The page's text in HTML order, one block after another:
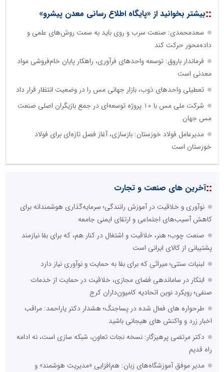
::بیشتر بخوانید از «پایگاه اطلاع رسانی معدن پیشرو»
سعدمحمدی: صنعت سرب و روی باید به سمت روش‌های علمی و
داده‌محور حرکت کند
فرماندار باروق: توسعه واحدهای فرآوری، راهکار پایان خام‌فروشی مواد
معدنی است
تعطیلی واحدهای ذوب، بازار جهانی مس را در وضعیت انتظار قرار داد
شرکت ملی مس با ۱۰ پروژه توسعه‌ای در جمع بازیگران اصلی صنعت
مس جهان
مدیرعامل فولاد خوزستان: بازسازی، آغاز فصل تازه‌ای برای فولاد
خوزستان است
::آخرین های صنعت و تجارت
نوآوری و خلاقیت در آموزش رانندگی؛ سرمایه‌گذاری هوشمندانه برای
کاهش آسیب‌های اجتماعی و ارتقای ایمنی جامعه
صنعت چوب؛ هنر، خلاقیت و اشتغال در کنار هم، که برای بقا نیازمند
پشتیبانی از کالای ایرانی است
لبنیات سنتی؛ میراثی که برای بقا به حمایت و نوآوری نیاز دارد
ابتکار در ساماندهی فضای مجازی، خلاقیت در حمایت از خدمات
صنفی؛ رویکرد نوین اتحادیه کامیون‌داران کرج
طرحواره های فعال شده در پساجنگ؛ هشدار دکتر یاراحمد: مراقب
اخبار زرد و واکنش های هیجانی باشید
دکتر مرتضی پرهیزگار: نسخه نجات تعاون، شبکه سازی است، نه ادامه
راه قدیم
مدیر موفق آموزشگاه‌های زبان: هم‌افزایی «مدیریت هوشمند» و